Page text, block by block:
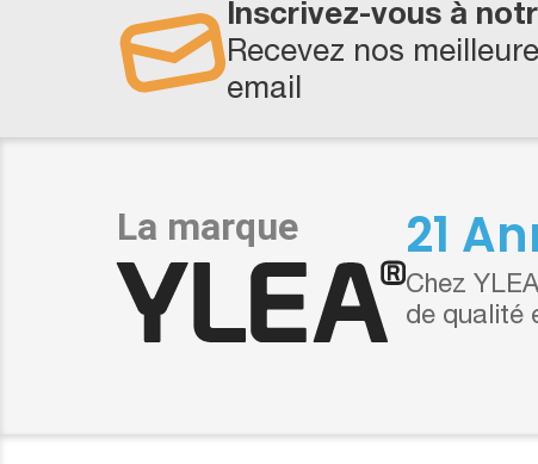
Inscrivez-vous à
Recevez nos
email
21
Chez
de qualité